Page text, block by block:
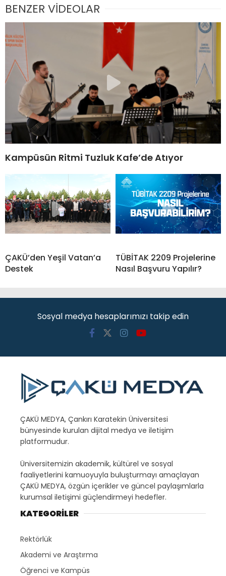
BENZER VİDEOLAR
Kampüsün Ritmi Tuzluk Kafe’de Atıyor
ÇAKÜ’den Yeşil Vatan’a
Destek
TÜBİTAK 2209 Projelerine
Nasıl Başvuru Yapılır?
Sosyal medya hesaplarımızı takip edin
ÇAKÜ MEDYA, Çankırı Karatekin Üniversitesi
bünyesinde kurulan dijital medya ve iletişim
platformudur.
Üniversitemizin akademik, kültürel ve sosyal
faaliyetlerini kamuoyuyla buluşturmayı amaçlayan
ÇAKÜ MEDYA, özgün içerikler ve güncel paylaşımlarla
kurumsal iletişimi güçlendirmeyi hedefler.
KATEGORİLER
Rektörlük
Akademi ve Araştırma
Öğrenci ve Kampüs